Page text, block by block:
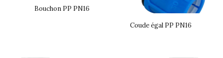
Bouchon PP PN16
Coude égal PP PN16